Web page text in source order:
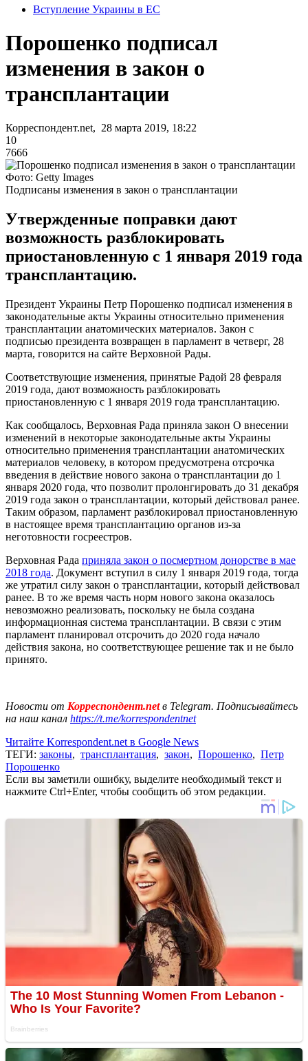
Вступление Украины в ЕС
Порошенко подписал
изменения в закон о
трансплантации
Корреспондент.net, 28 марта 2019, 18:22
10
7666
Фото: Getty Images
Подписаны изменения в закон о трансплантации
Утвержденные поправки дают
возможность разблокировать
приостановленную с 1 января 2019 года
трансплантацию.
Президент Украины Петр Порошенко подписал изменения в
законодательные акты Украины относительно применения
трансплантации анатомических материалов. Закон с
подписью президента возвращен в парламент в четверг, 28
марта, говорится на сайте Верховной Рады.
Соответствующие изменения, принятые Радой 28 февраля
2019 года, дают возможность разблокировать
приостановленную с 1 января 2019 года трансплантацию.
Как сообщалось, Верховная Рада приняла закон О внесении
изменений в некоторые законодательные акты Украины
относительно применения трансплантации анатомических
материалов человеку, в котором предусмотрена отсрочка
введения в действие нового закона о трансплантации до 1
января 2020 года, что позволит пролонгировать до 31 декабря
2019 года закон о трансплантации, который действовал ранее.
Таким образом, парламент разблокировал приостановленную
в настоящее время трансплантацию органов из-за
неготовности госреестров.
Верховная Рада приняла закон о посмертном донорстве в мае
2018 года. Документ вступил в силу 1 января 2019 года, тогда
же утратил силу закон о трансплантации, который действовал
ранее. В то же время часть норм нового закона оказалось
невозможно реализовать, поскольку не была создана
информационная система трансплантации. В связи с этим
парламент планировал отсрочить до 2020 года начало
действия закона, но соответствующее решение так и не было
принято.
Новости от Корреспондент.netв Telegram. Подписывайтесь
на наш канал https://t.me/korrespondentnet
Читайте Korrespondent.net в Google News
ТЕГИ: законы, трансплантация, закон, Порошенко, Петр
Порошенко
Если вы заметили ошибку, выделите необходимый текст и
нажмите Ctrl+Enter, чтобы сообщить об этом редакции.